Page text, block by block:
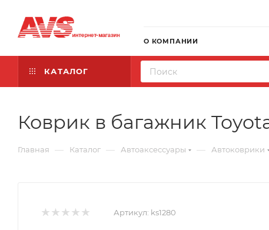
О КОМПАНИИ
КАТАЛОГ
Коврик в багажник
Главная — Каталог — Автоаксессуары — Автоковрики
Артикул: ks1280